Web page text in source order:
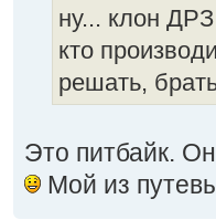
ну... клон
кто
решать,
Это питбайк.
Мой из